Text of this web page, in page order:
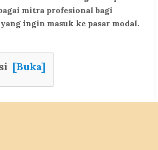
mitra profesional bagi
ingin masuk ke pasar modal.
[Buka]